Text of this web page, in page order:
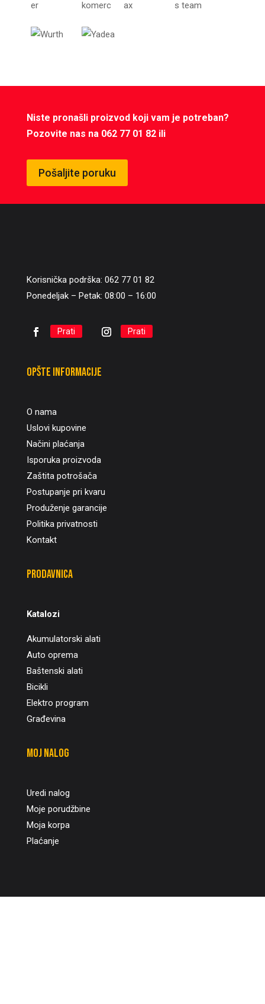
Niste pronašli proizvod koji vam je potreban?
Pozovite nas na 062 77 01 82 ili
Pošaljite poruku
Korisnička podrška: 062 77 01 82
Ponedeljak – Petak: 08:00 – 16:00
Prati Prati
Opšte informacije
O nama
Uslovi kupovine
Načini plaćanja
Isporuka proizvoda
Zaštita potrošača
Postupanje pri kvaru
Produženje garancije
Politika privatnosti
Kontakt
Prodavnica
Katalozi
Akumulatorski alati
Auto oprema
Baštenski alati
Bicikli
Elektro program
Građevina
Moj nalog
Uredi nalog
Moje porudžbine
Moja korpa
Plaćanje